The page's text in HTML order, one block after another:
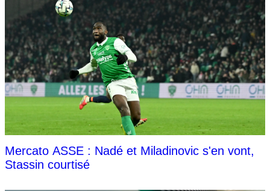
Mercato ASSE : Nadé et Miladinovic s'en vont,
Stassin courtisé